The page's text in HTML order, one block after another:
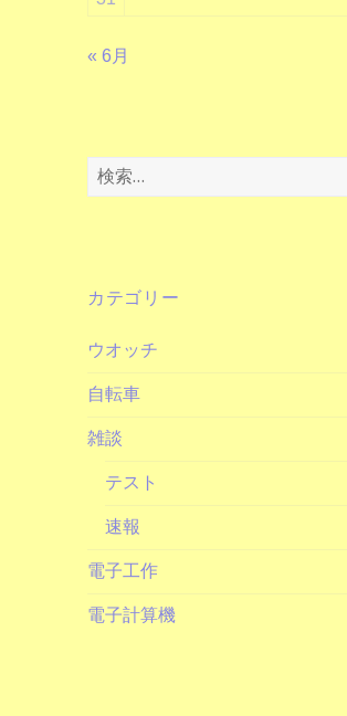
« 6月
検
索:
カテゴリー
ウオッチ
自転車
雑談
テスト
速報
電子工作
電子計算機